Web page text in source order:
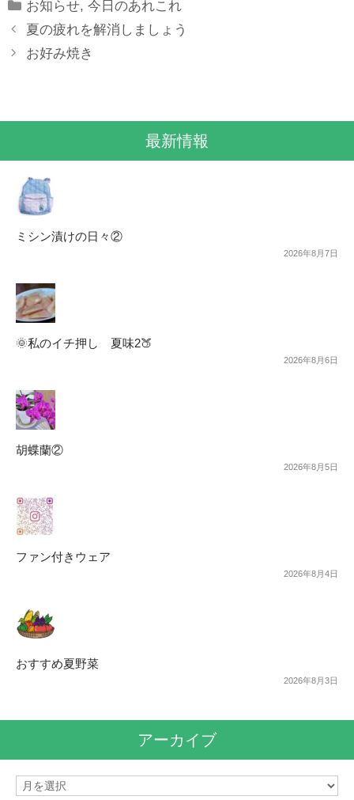
Categories
お知らせ,今日のあれこれ
夏の疲れを解消しましょう
お好み焼き
最新情報
ミシン漬けの日々②
2026年8月7日
🌞私のイチ押し 夏味2🍑
2026年8月6日
胡蝶蘭②
2026年8月5日
ファン付きウェア
2026年8月4日
おすすめ夏野菜
2026年8月3日
アーカイブ
ア